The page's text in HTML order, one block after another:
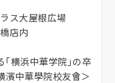
ス大屋根広場
店内
｢横浜中華学院｣の卒
濱中華學院校友會＞